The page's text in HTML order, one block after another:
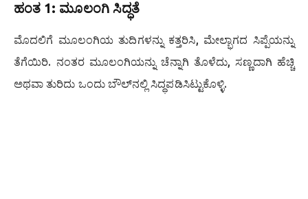
ಹಂತ 1: ಮೂಲಂಗಿ ಸಿದ್ಧತೆ
ಮೊದಲಿಗೆ ಮೂಲಂಗಿಯ ತುದಿಗಳನ್ನು ಕತ್ತರಿಸಿ, ಮೇಲ್ಭಾಗದ ಸಿಪ್ಪೆಯನ್ನು
ತೆಗೆಯಿರಿ. ನಂತರ ಮೂಲಂಗಿಯನ್ನು ಚೆನ್ನಾಗಿ ತೊಳೆದು, ಸಣ್ಣದಾಗಿ ಹೆಚ್ಚಿ
ಅಥವಾ ತುರಿದು ಒಂದು ಬೌಲ್‌ನಲ್ಲಿ ಸಿದ್ಧಪಡಿಸಿಟ್ಟುಕೊಳ್ಳಿ.